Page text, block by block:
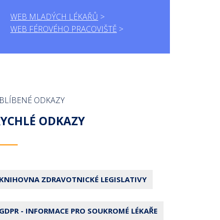
WEB MLADÝCH LÉKAŘŮ
WEB FÉROVÉHO PRACOVIŠTĚ
ODKAZY
ODKAZY
ZDRAVOTNICKÉ LEGISLATIVY
- INFORMACE PRO SOUKROMÉ LÉKAŘE